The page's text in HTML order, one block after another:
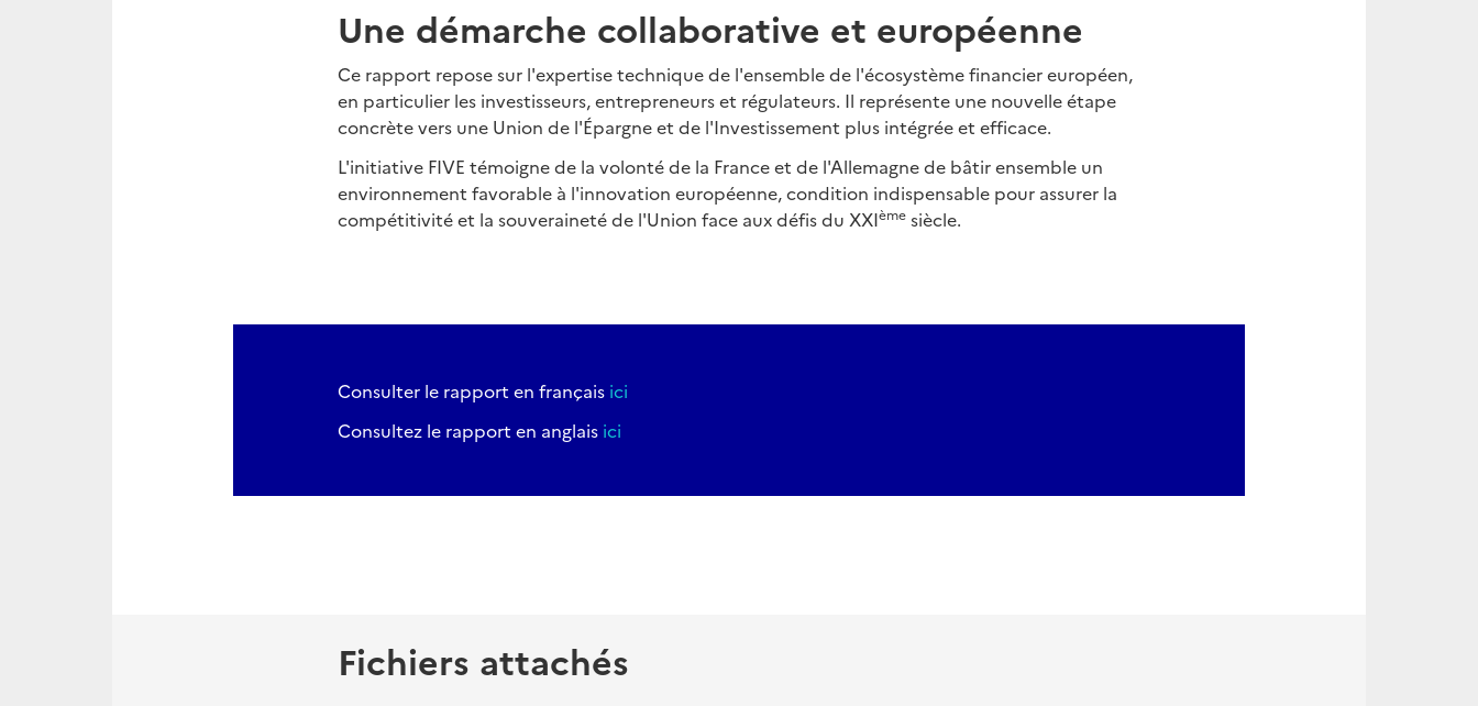
Une démarche collaborative et européenne
Ce rapport repose sur l'expertise technique de l'ensemble de l'écosystème financier européen,
en particulier les investisseurs, entrepreneurs et régulateurs. Il représente une nouvelle étape
concrète vers une Union de l'Épargne et de l'Investissement plus intégrée et efficace.
L'initiative FIVE témoigne de la volonté de la France et de l'Allemagne de bâtir ensemble un
environnement favorable à l'innovation européenne, condition indispensable pour assurer la
compétitivité et la souveraineté de l'Union face aux défis du XXIème siècle.
Consulter le rapport en français ici
Consultez le rapport en anglais ici
Fichiers attachés